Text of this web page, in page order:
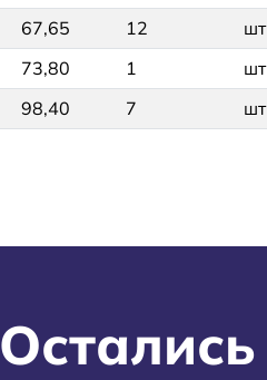
67,65 12 шт
73,80 1 шт
98,40 7 шт